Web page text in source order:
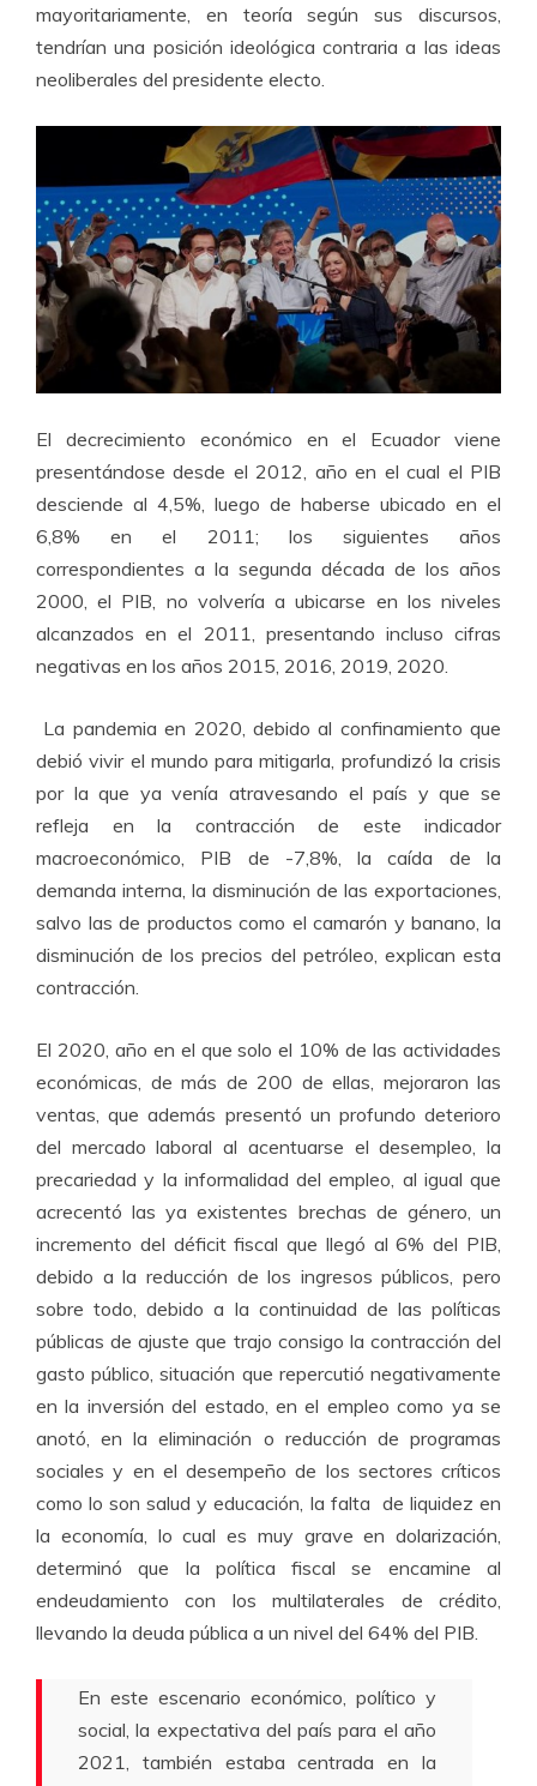
mayoritariamente, en teoría según sus discursos,
tendrían una posición ideológica contraria a las ideas
neoliberales del presidente electo.
El decrecimiento económico en el Ecuador viene
presentándose desde el 2012, año en el cual el PIB
desciende al 4,5%, luego de haberse ubicado en el
6,8% en el 2011; los siguientes años
correspondientes a la segunda década de los años
2000, el PIB, no volvería a ubicarse en los niveles
alcanzados en el 2011, presentando incluso cifras
negativas en los años 2015, 2016, 2019, 2020.
La pandemia en 2020, debido al confinamiento que
debió vivir el mundo para mitigarla, profundizó la crisis
por la que ya venía atravesando el país y que se
refleja en la contracción de este indicador
macroeconómico, PIB de -7,8%, la caída de la
demanda interna, la disminución de las exportaciones,
salvo las de productos como el camarón y banano, la
disminución de los precios del petróleo, explican esta
contracción.
El 2020, año en el que solo el 10% de las actividades
económicas, de más de 200 de ellas, mejoraron las
ventas, que además presentó un profundo deterioro
del mercado laboral al acentuarse el desempleo, la
precariedad y la informalidad del empleo, al igual que
acrecentó las ya existentes brechas de género, un
incremento del déficit fiscal que llegó al 6% del PIB,
debido a la reducción de los ingresos públicos, pero
sobre todo, debido a la continuidad de las políticas
públicas de ajuste que trajo consigo la contracción del
gasto público, situación que repercutió negativamente
en la inversión del estado, en el empleo como ya se
anotó, en la eliminación o reducción de programas
sociales y en el desempeño de los sectores críticos
como lo son salud y educación, la falta de liquidez en
la economía, lo cual es muy grave en dolarización,
determinó que la política fiscal se encamine al
endeudamiento con los multilaterales de crédito,
llevando la deuda pública a un nivel del 64% del PIB.
En este escenario económico, político y
social, la expectativa del país para el año
2021, también estaba centrada en la